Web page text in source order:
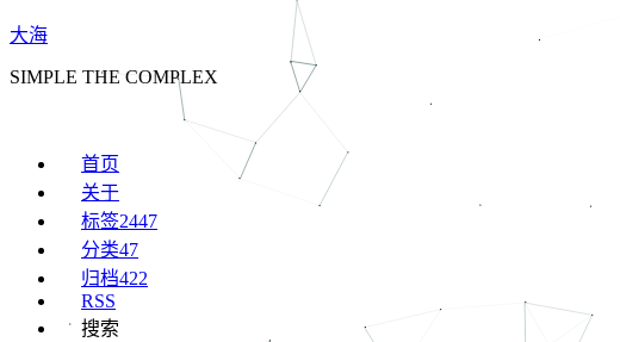
大海
SIMPLE THE COMPLEX
首页
关于
标签2447
分类47
归档422
RSS
搜索